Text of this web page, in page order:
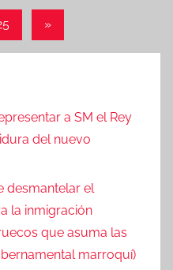
Entradas
siguientes
»
a SM el Rey
del nuevo
desmantelar el
la inmigración
que asuma las
marroquí)